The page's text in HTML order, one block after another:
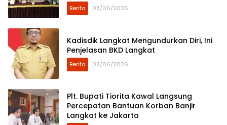
Berita 08/06/2026
Kadisdik Langkat Mengundurkan Diri, Ini
Penjelasan BKD Langkat
Berita 08/06/2026
Plt. Bupati Tiorita Kawal Langsung
Percepatan Bantuan Korban Banjir
Langkat ke Jakarta